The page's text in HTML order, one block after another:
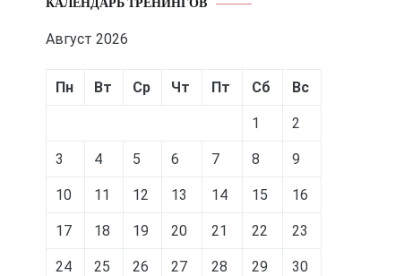
Август 2026
Пн Вт Ср Чт Пт Сб Вс
1 2
3 4 5 6 7 8 9
10 11 12 13 14 15 16
17 18 19 20 21 22 23
24 25 26 27 28 29 30